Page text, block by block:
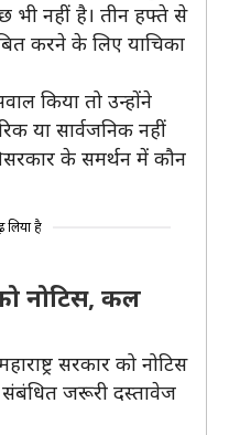
भी नहीं है। तीन हफ्ते से
करने के लिए याचिका
किया तो उन्होंने
या सार्वजनिक नहीं
सरकार के समर्थन में कौन
लिया है
नोटिस, कल
सरकार को नोटिस
जरूरी दस्तावेज